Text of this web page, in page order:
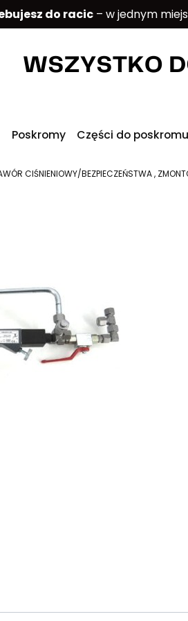
do racic – w jednym
Poskromy Części do poskromu
CIŚNIENIOWY/BEZPIECZEŃSTWA ,